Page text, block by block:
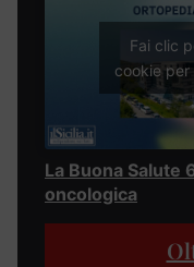
Fai clic
cookie
La Buona Salute
oncologica